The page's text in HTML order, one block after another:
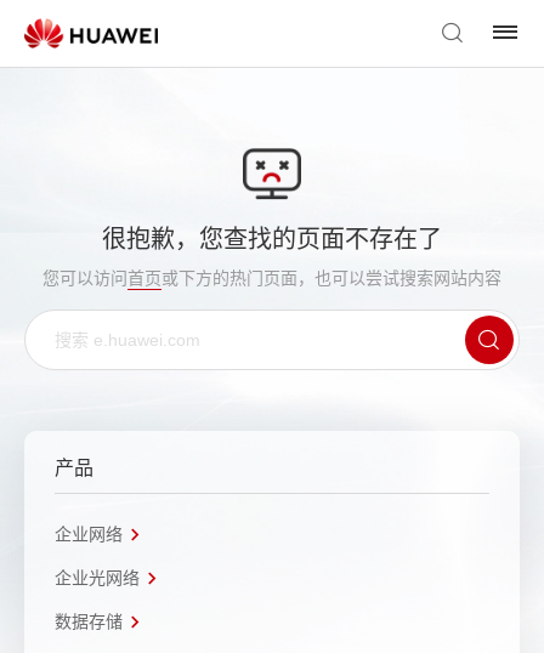
很抱歉，您查找的页面不存在了
您可以访问首页或下方的热门页面，也可以尝试搜索网站内容
产品
企业网络
企业光网络
数据存储